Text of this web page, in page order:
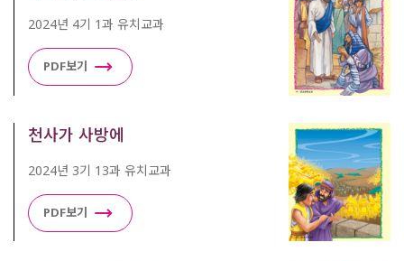
2024년 4기 1과 유치교과
PDF보기
천사가 사방에
2024년 3기 13과 유치교과
PDF보기